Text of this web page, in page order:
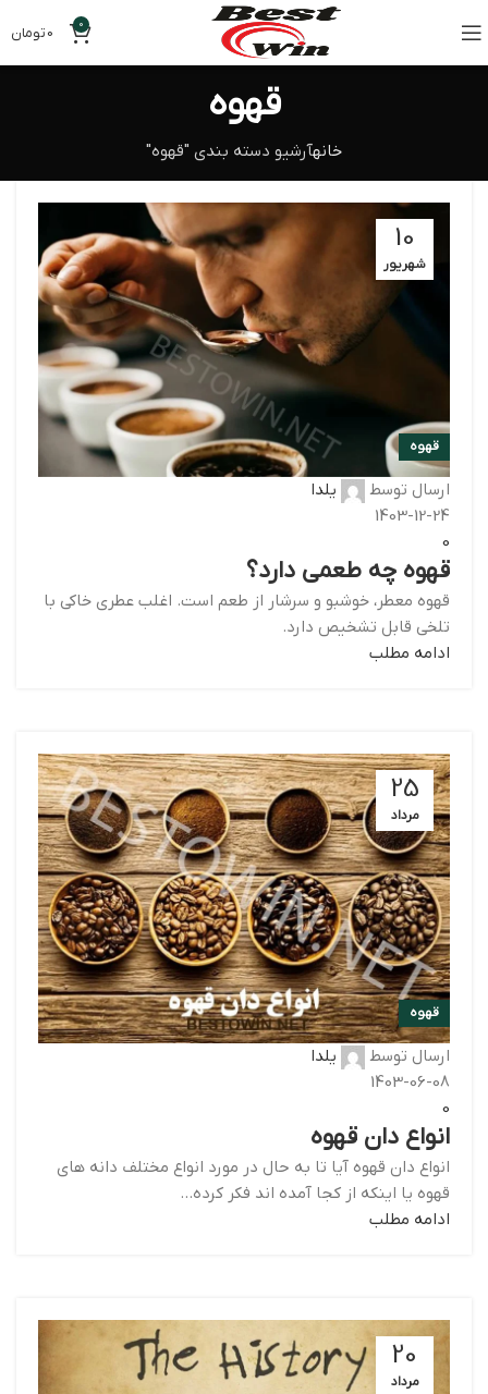
0
0تومان
قهوه
خانهآرشیو دسته بندی "قهوه"
10
شهریور
قهوه
ارسال توسط
یلدا
1403-12-24
0
قهوه چه طعمی دارد؟
قهوه معطر، خوشبو و سرشار از طعم است. اغلب عطری خاکی با
تلخی قابل تشخیص دارد.
ادامه مطلب
25
مرداد
قهوه
ارسال توسط
یلدا
1403-06-08
0
انواع دان قهوه
انواع دان قهوه آیا تا به حال در مورد انواع مختلف دانه های
قهوه یا اینکه از کجا آمده اند فکر کرده...
ادامه مطلب
20
مرداد